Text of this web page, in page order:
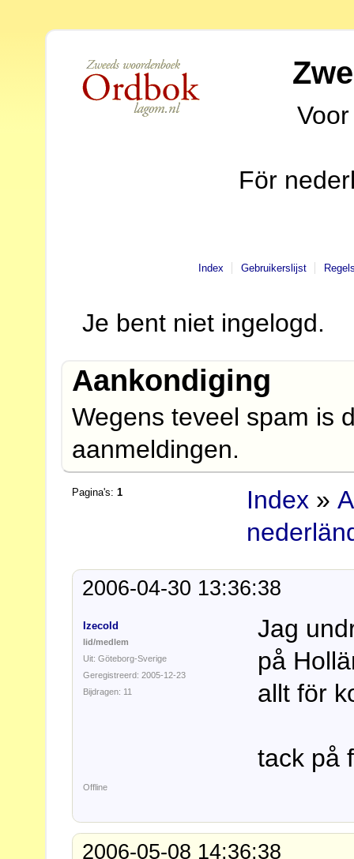
För
Index Gebruikerslijst
Je bent niet ingelogd.
Aankondiging
Wegens teveel spam is
aanmeldingen.
Pagina's:1 Index »
2006-04-30 13:36:38
Izecold
lid/medlem
Uit: Göteborg-Sverige
Geregistreerd: 2005-12-23
Bijdragen: 11
Jag
på
allt för
tack på
Offline
2006-05-08 14:36:38